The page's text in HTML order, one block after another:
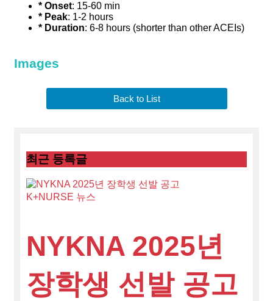
* Onset: 15-60 min
* Peak: 1-2 hours
* Duration: 6-8 hours (shorter than other ACEIs)
Images
Back to List
최근 등록글
K+NURSE 뉴스
NYKNA 2025년
장학생 선발 공고